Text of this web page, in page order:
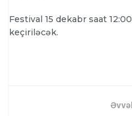
Festival 15 dekabr saat
keçiriləcək.